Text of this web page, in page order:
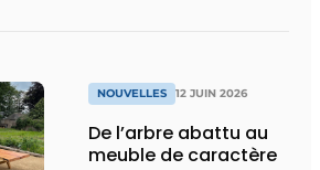
NOUVELLES 12 JUIN 2026
De l’arbre abattu au
meuble de caractère